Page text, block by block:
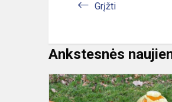
Grįžti
Ankstesnės